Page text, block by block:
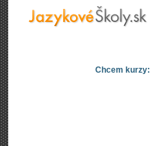
Chcem kurzy: